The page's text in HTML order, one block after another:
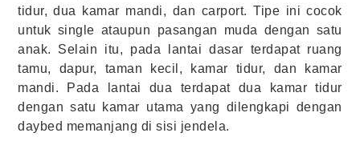
tidur, dua kamar mandi, dan carport. Tipe ini cocok
untuk single ataupun pasangan muda dengan satu
anak. Selain itu, pada lantai dasar terdapat ruang
tamu, dapur, taman kecil, kamar tidur, dan kamar
mandi. Pada lantai dua terdapat dua kamar tidur
dengan satu kamar utama yang dilengkapi dengan
daybed memanjang di sisi jendela.